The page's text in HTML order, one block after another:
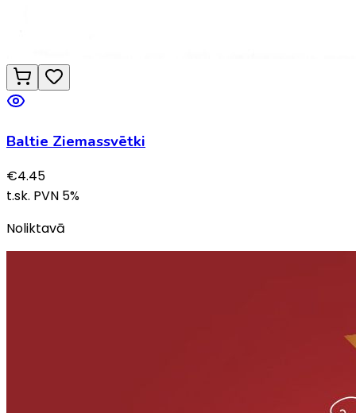
Baltie Ziemassvētki
€4.45
t.sk. PVN 5%
Noliktavā